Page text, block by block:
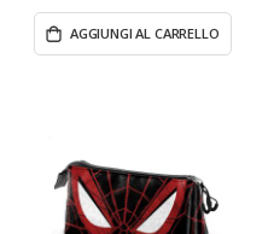
AGGIUNGI AL CARRELLO